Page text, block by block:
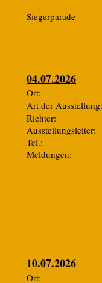
Siegerparade
04.07.2026
Ort:
Art der
Richter:
Tel.:
10.07.2026
Ort: